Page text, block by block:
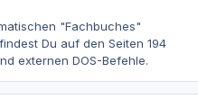
"Fachbuches"
Du auf den Seiten 194
externen DOS-Befehle.